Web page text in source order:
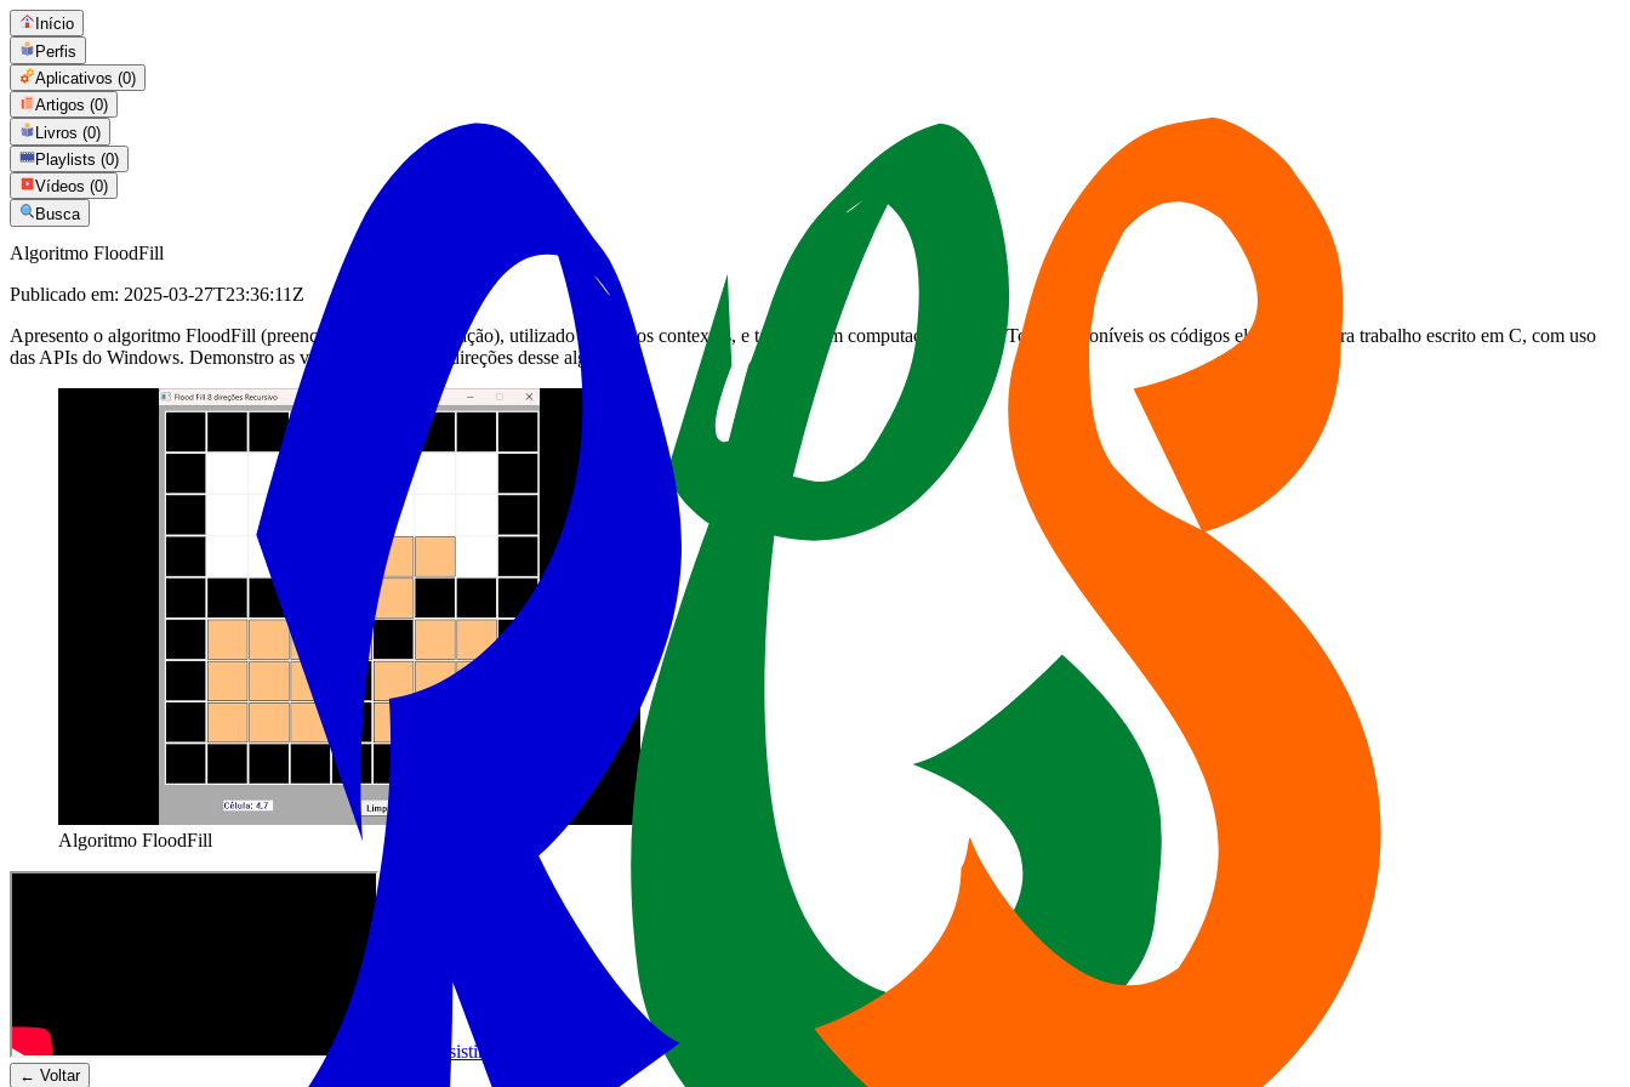
Início
Perfis
Aplicativos (0)
Artigos (0)
Livros (0)
Playlists (0)
Vídeos (0)
Busca
Algoritmo FloodFill
Publicado em: 2025-03-27T23:36:11Z
Apresento o algoritmo FloodFill (preenchimento por inundação), utilizado em vários contextos, e também em computação gráfica. Torno disponíveis os códigos elaborados para trabalho escrito em C, com uso
das APIs do Windows. Demonstro as versões de 4 e de 8 direções desse algoritmo.
Algoritmo FloodFill
Assistir no YouTube
← Voltar